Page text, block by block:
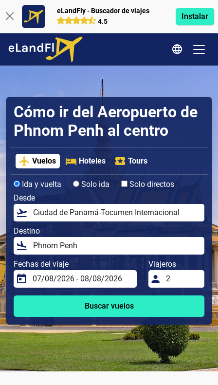
eLandFly - Buscador de viajes
4.5
Instalar
Cómo ir del Aeropuerto de
Phnom Penh al centro
Vuelos Hoteles Tours
Ida y vuelta Solo ida
Solo directos
Desde
Destino
Fechas del viaje Viajeros
Buscar vuelos